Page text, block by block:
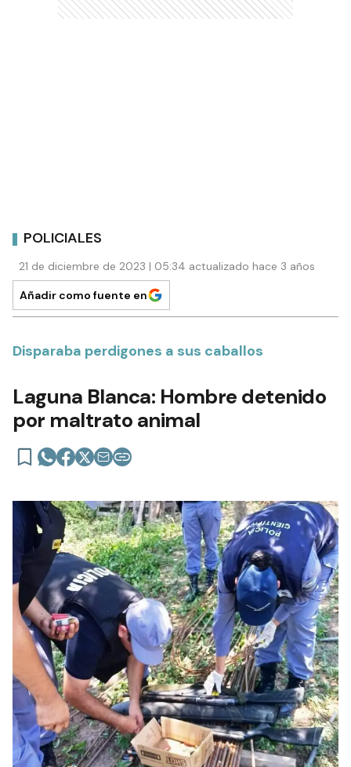
POLICIALES
21 de diciembre de 2023 | 05:34 actualizado hace 3 años
Añadir como fuente en
Disparaba perdigones a sus caballos
Laguna Blanca: Hombre detenido
por maltrato animal